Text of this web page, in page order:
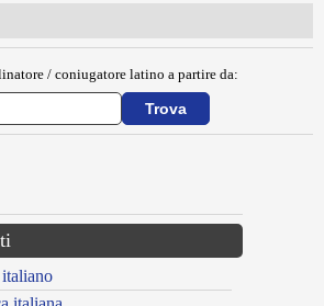
/ coniugatore latino a partire da: